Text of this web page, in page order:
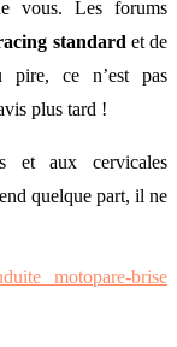
vous. Les forums
standard et de
pire, ce n’est pas
plus tard !
et aux cervicales
quelque part, il ne
motopare-brise